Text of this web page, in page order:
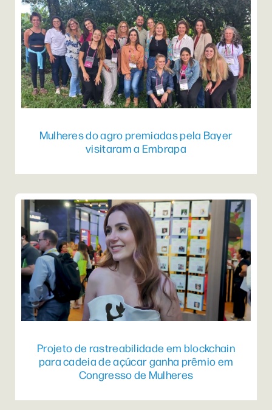
Mulheres do agro premiadas pela Bayer
visitaram a Embrapa
Projeto de rastreabilidade em blockchain
para cadeia de açúcar ganha prêmio em
Congresso de Mulheres